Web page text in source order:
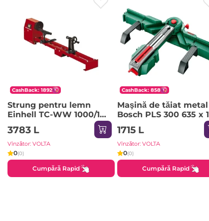
CashBack: 1892
Strung pentru lemn
Einhell TC-WW 1000/1
910 x 390 x 240 mm 400
W 230 V
3783 L
Vînzător: VOLTA
0(0)
Cumpără Rapid
CashBack: 858
Maşină de tăiat metal
Bosch PLS 300 635 x
mm
1715 L
Vînzător: VOLTA
0(0)
Cumpără Rapid